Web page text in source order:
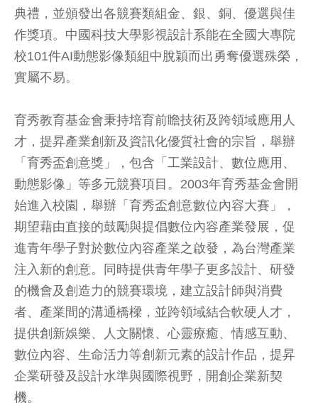
典禮，並頒發出各競賽類組金、銀、銅、優選與佳
作獎項。中國科技大學影視設計系能在全國大專院
校101件AI動態影像類組中脫穎而出勇奪優選殊榮，
實屬不易。
育秀教育基金會秉持培育前瞻技術及跨領域應用人
才，提昇產業創新及資訊化優質社會的宗旨，舉辦
「育秀盃創意獎」，包含「工業設計、數位應用、
動態影像」等多元競賽項目。2003年育秀基金會開
始進入校園，舉辦「育秀盃創意數位內容大賽」，
期望藉由直接的鼓勵與提倡數位內容產業發展，促
進青年學子對於數位內容產業之啟發，為台灣產業
注入新的創意。同時提供青年學子更多設計、研發
的機會及創造力的競賽環境，建立設計師與消費
者、產業間的溝通橋樑，並跨領域結合軟硬人才，
提供創新娛樂、人文關懷、心靈療癒、情感互動、
數位內容、生命活力等創新元素的設計作品，提昇
企業研發及設計水準與國際視野，開創企業新契
機。